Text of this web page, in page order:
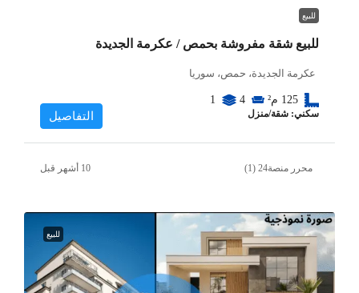
للبيع
للبيع شقة مفروشة بحمص / عكرمة الجديدة
عكرمة الجديدة، حمص، سوريا
125 م² 4
1
سكني: شقة/منزل التفاصيل
محرر منصة24 (1)
للبيع